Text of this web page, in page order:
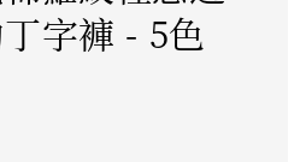
字褲 - 5色